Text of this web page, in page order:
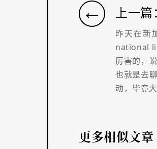
← 上一
昨天在新
national
厉害的，
也就是去
动，毕竟
更多相似文章